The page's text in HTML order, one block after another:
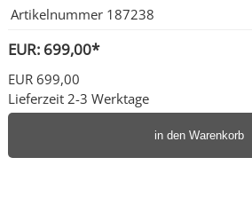
Artikelnummer187238
EUR: 699,00*
EUR 699,00
Lieferzeit 2-3 Werktage
in den Warenkorb